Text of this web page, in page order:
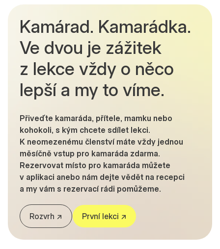
Kamárad. Kamarádka.
Ve dvou je zážitek
z lekce vždy o něco
lepší a my to víme.
Přiveďte kamaráda, přítele, mamku nebo
kohokoli, s kým chcete sdílet lekci.
K neomezenému členství máte vždy jednou
měsíčně vstup pro kamaráda zdarma.
Rezervovat místo pro kamaráda můžete
v aplikaci anebo nám dejte vědět na recepci
a my vám s rezervací rádi pomůžeme.
Rozvrh ↗ První lekci ↗